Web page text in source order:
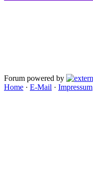
Forum powered by
Home · E-Mail · Impressum